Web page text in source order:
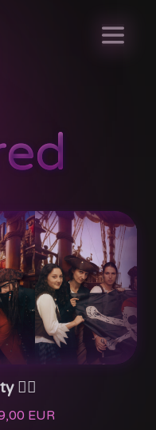
🏴‍☠️
EUR